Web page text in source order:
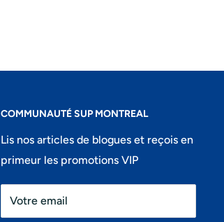
COMMUNAUTÉ SUP MONTREAL
Lis nos articles de blogues et reçois en
primeur les promotions VIP
Votre email